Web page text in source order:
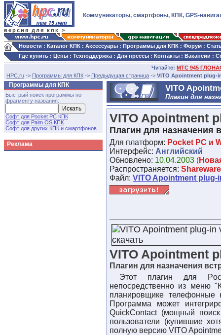
версия для кпк >
Коммуникаторы, смартфоны, КПК, GPS-
Новости : Каталог КПК : Аксессуары : Программы для КПК : Форум :
Где купить : Цены : Техподдержка : Для прессы : Контакты : Вакансии :
Читайте: МТС 945
HPC.ru -> Программы для КПК -> Предыдущая страница -> VITO Apointment plug-
Программы для КПК
Быстрый поиск программы по
фрагменту названия:
Софт для Pocket PC КПК
Софт для Palm OS КПК
Софт для других КПК и смартфонов
Реклама
VITO
Плагин для
VITO Apointment
Плагин для назначения
Для платформ: Pocket PC и
Интерфейс: Английский
Обновлено: 10.04.2003 (
Распространяется: Shareware
Файл: VITO Apointment plug-
VITO Apointment
Плагин для назначения
Этот плагин для
непосредственно из меню
планировщике телефонные
Программа может
QuickContact (мощный
пользователи (купившие
полную версию VITO